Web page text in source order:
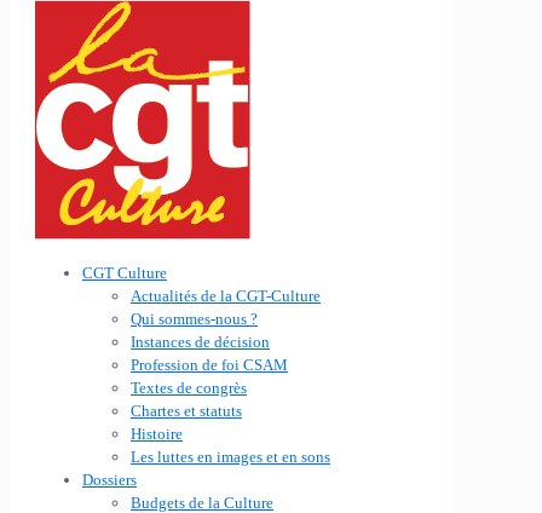
CGT Culture
Actualités de la CGT-Culture
Qui sommes-nous ?
Instances de décision
Profession de foi CSAM
Textes de congrès
Chartes et statuts
Histoire
Les luttes en images et en sons
Dossiers
Budgets de la Culture